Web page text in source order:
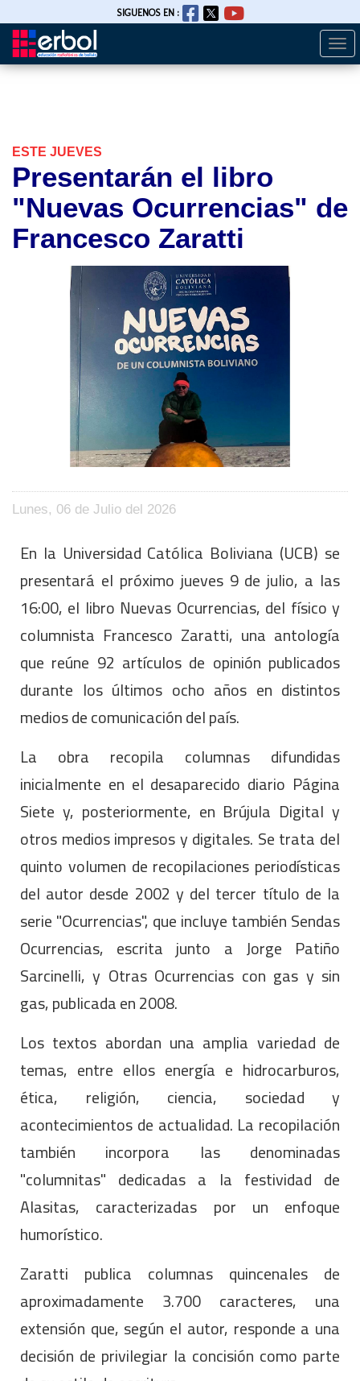
Pasar
SIGUENOS EN :
ESTE JUEVES
Presentarán el libro
"Nuevas Ocurrencias" de
Francesco Zaratti
Lunes, 06 de Julio del 2026
En la Universidad Católica Boliviana (UCB) se
presentará el próximo jueves 9 de julio, a las
16:00, el libro Nuevas Ocurrencias, del físico y
columnista Francesco Zaratti, una antología
que reúne 92 artículos de opinión publicados
durante los últimos ocho años en distintos
medios de comunicación del país.
La obra recopila columnas difundidas
inicialmente en el desaparecido diario Página
Siete y, posteriormente, en Brújula Digital y
otros medios impresos y digitales. Se trata del
quinto volumen de recopilaciones periodísticas
del autor desde 2002 y del tercer título de la
serie "Ocurrencias", que incluye también Sendas
Ocurrencias, escrita junto a Jorge Patiño
Sarcinelli, y Otras Ocurrencias con gas y sin
gas, publicada en 2008.
Los textos abordan una amplia variedad de
temas, entre ellos energía e hidrocarburos,
ética, religión, ciencia, sociedad y
acontecimientos de actualidad. La recopilación
también incorpora las denominadas
"columnitas" dedicadas a la festividad de
Alasitas, caracterizadas por un enfoque
humorístico.
Zaratti publica columnas quincenales de
aproximadamente 3.700 caracteres, una
extensión que, según el autor, responde a una
decisión de privilegiar la concisión como parte